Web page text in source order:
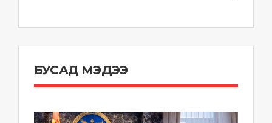
БУСАД МЭДЭЭ